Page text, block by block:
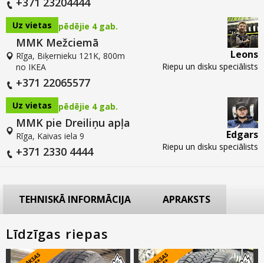
Uz vietas pēdējie 4 gab.
MMK Mežciemā
Rīga, Biķernieku 121K, 800m
no IKEA
+371 22065577
Leons
Riepu un disku speciālists
Uz vietas pēdējie 4 gab.
MMK pie Dreiliņu apļa
Rīga, Kaivas iela 9
+371 2330 4444
Edgars
Riepu un disku speciālists
TEHNISKĀ INFORMĀCIJA APRAKSTS
Līdzīgas riepas